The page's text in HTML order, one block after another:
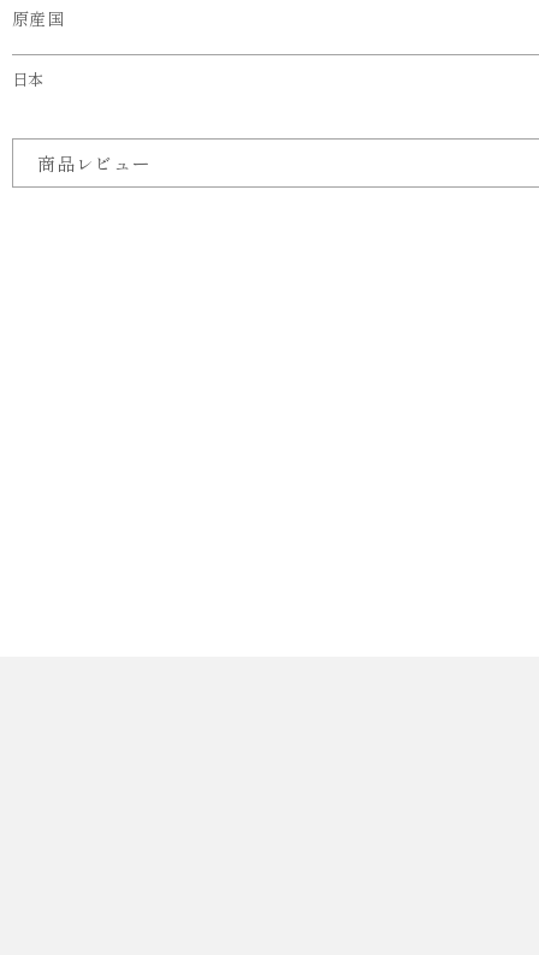
原産国
日本
商品レビュー